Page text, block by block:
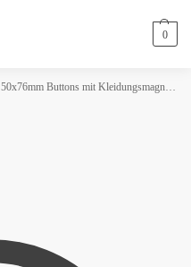
0
50x76mm Buttons mit Kleidungsmagnet / Glitzer